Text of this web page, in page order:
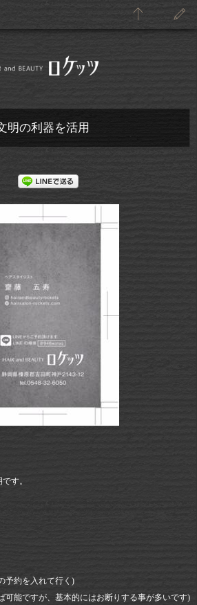
明の利器を活用
す。
予約を入れて行く)
可能ですが、基本的にはお断りする事が多いです)